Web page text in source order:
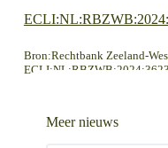
Bron:Rechtbank Zeeland-
Meer nieuws